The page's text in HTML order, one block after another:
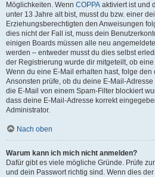
Möglichkeiten. Wenn COPPA aktiviert ist und
unter 13 Jahre alt bist, musst du bzw. einer
Erziehungsberechtigten den Anweisungen
dies nicht der Fall ist, muss dein
einigen Boards müssen alle neu
werden – entweder musst du dies selbst
der Registrierung wurde dir mitgeteilt, ob
Wenn du eine E-Mail erhalten hast, folge
Ansonsten prüfe, ob du deine E-Mail-
die E-Mail von einem Spam-Filter blockiert
dass deine E-Mail-Adresse korrekt
Administrator.
Nach oben
Warum kann ich mich nicht anmelden?
Dafür gibt es viele mögliche Gründe. Prüfe
und dein Passwort richtig sind. Wenn dies